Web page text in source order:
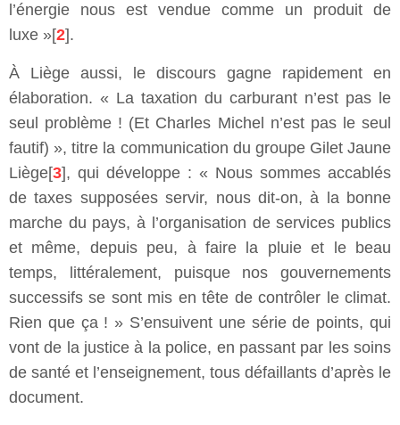
l’énergie nous est vendue comme un produit de
luxe »[2].
À Liège aussi, le discours gagne rapidement en
élaboration. « La taxation du carburant n’est pas le
seul problème ! (Et Charles Michel n’est pas le seul
fautif) », titre la communication du groupe Gilet Jaune
Liège[3], qui développe : « Nous sommes accablés
de taxes supposées servir, nous dit-on, à la bonne
marche du pays, à l’organisation de services publics
et même, depuis peu, à faire la pluie et le beau
temps, littéralement, puisque nos gouvernements
successifs se sont mis en tête de contrôler le climat.
Rien que ça ! » S’ensuivent une série de points, qui
vont de la justice à la police, en passant par les soins
de santé et l’enseignement, tous défaillants d’après le
document.